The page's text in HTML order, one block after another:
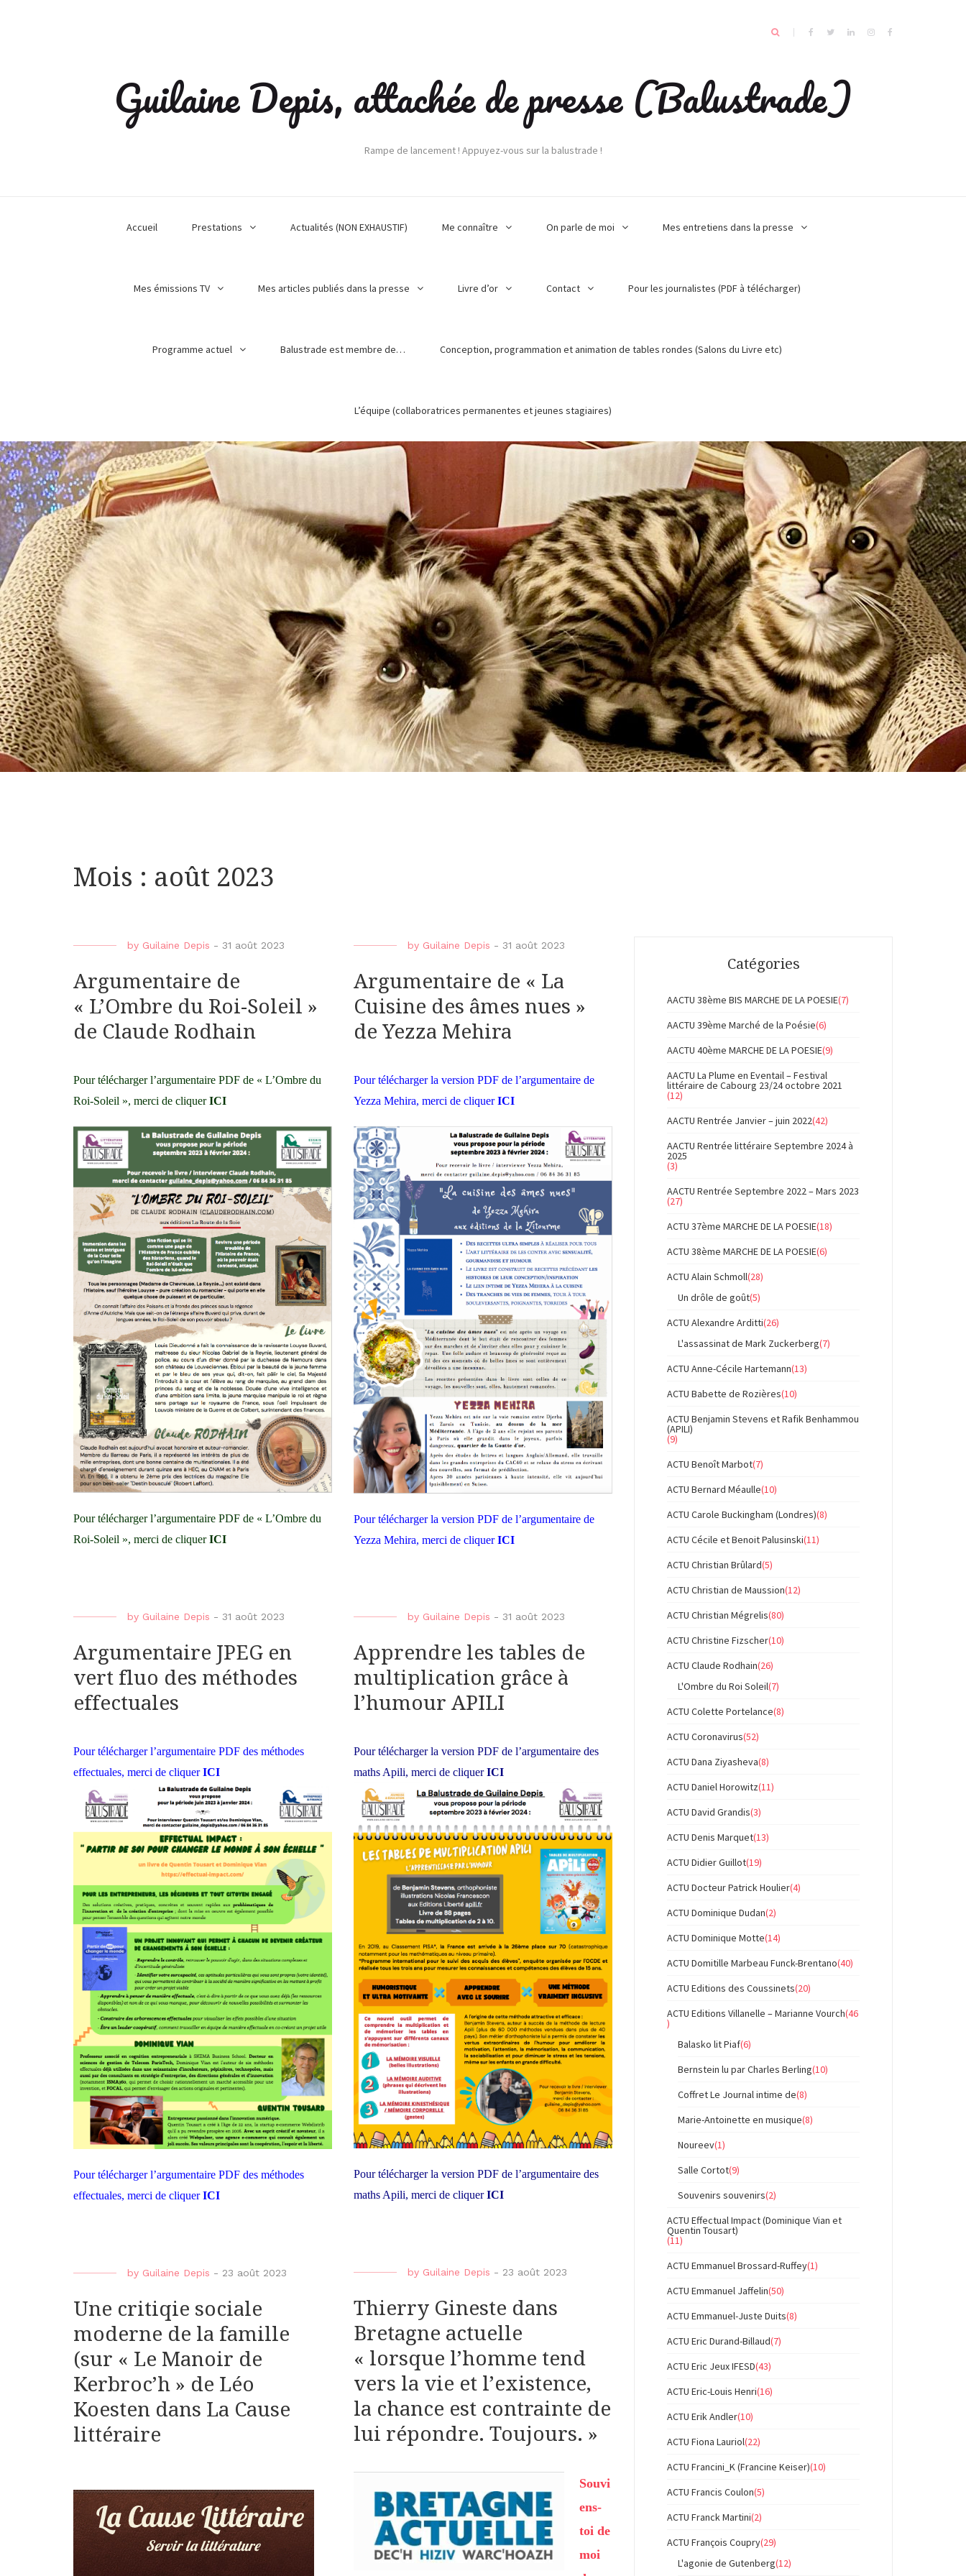
Guilaine Depis, attachée de presse (Balustrade)
Rampe de lancement ! Appuyez-vous sur la balustrade !
Accueil Prestations Actualités (NON EXHAUSTIF) Me connaître On parle de moi Mes entretiens dans la presse
Mes émissions TV Mes articles publiés dans la presse Livre d’or Contact Pour les journalistes (PDF à télécharger)
Programme actuel Balustrade est membre de… Conception, programmation et animation de tables rondes (Salons du Livre etc)
L’équipe (collaboratrices permanentes et jeunes stagiaires)
Mois : août 2023
by Guilaine Depis - 31 août 2023
Argumentaire de
« L’Ombre du Roi-Soleil »
de Claude Rodhain
Pour télécharger l’argumentaire PDF de « L’Ombre du
Roi-Soleil », merci de cliquer ICI
Pour télécharger l’argumentaire PDF de « L’Ombre du
Roi-Soleil », merci de cliquer ICI
by Guilaine Depis - 31 août 2023
Argumentaire de « La
Cuisine des âmes nues »
de Yezza Mehira
Pour télécharger la version PDF de l’argumentaire de
Yezza Mehira, merci de cliquer ICI
Pour télécharger la version PDF de l’argumentaire de
Yezza Mehira, merci de cliquer ICI
by Guilaine Depis - 31 août 2023
Argumentaire JPEG en
vert fluo des méthodes
effectuales
Pour télécharger l’argumentaire PDF des méthodes
effectuales, merci de cliquerICI
Pour télécharger l’argumentaire PDF des méthodes
effectuales, merci de cliquerICI
by Guilaine Depis - 31 août 2023
Apprendre les tables de
multiplication grâce à
l’humour APILI
Pour télécharger la version PDF de l’argumentaire des
maths Apili, merci de cliquerICI
Pour télécharger la version PDF de l’argumentaire des
maths Apili, merci de cliquerICI
by Guilaine Depis - 23 août 2023
Thierry Gineste dans
Bretagne actuelle
« lorsque l’homme tend
vers la vie et l’existence,
la chance est contrainte de
lui répondre. Toujours. »
Souvi
ens-
toi de
moi
by Guilaine Depis - 23 août 2023
Une critiqie sociale
moderne de la famille
(sur « Le Manoir de
Kerbroc’h » de Léo
Koesten dans La Cause
littéraire
Catégories
AACTU 38ème BIS MARCHE DE LA POESIE(7)
AACTU 39ème Marché de la Poésie(6)
AACTU 40ème MARCHE DE LA POESIE(9)
AACTU La Plume en Eventail – Festival
littéraire de Cabourg 23/24 octobre 2021
(12)
AACTU Rentrée Janvier – juin 2022(42)
AACTU Rentrée littéraire Septembre 2024 à
2025
(3)
AACTU Rentrée Septembre 2022 – Mars 2023
(27)
ACTU 37ème MARCHE DE LA POESIE(18)
ACTU 38ème MARCHE DE LA POESIE(6)
ACTU Alain Schmoll(28)
Un drôle de goût(5)
ACTU Alexandre Arditti(26)
L'assassinat de Mark Zuckerberg(7)
ACTU Anne-Cécile Hartemann(13)
ACTU Babette de Rozières(10)
ACTU Benjamin Stevens et Rafik Benhammou
(APILI)
(9)
ACTU Benoît Marbot(7)
ACTU Bernard Méaulle(10)
ACTU Carole Buckingham (Londres)(8)
ACTU Cécile et Benoit Palusinski(11)
ACTU Christian Brûlard(5)
ACTU Christian de Maussion(12)
ACTU Christian Mégrelis(80)
ACTU Christine Fizscher(10)
ACTU Claude Rodhain(26)
L'Ombre du Roi Soleil(7)
ACTU Colette Portelance(8)
ACTU Coronavirus(52)
ACTU Dana Ziyasheva(8)
ACTU Daniel Horowitz(11)
ACTU David Grandis(3)
ACTU Denis Marquet(13)
ACTU Didier Guillot(19)
ACTU Docteur Patrick Houlier(4)
ACTU Dominique Dudan(2)
ACTU Dominique Motte(14)
ACTU Domitille Marbeau Funck-Brentano(40)
ACTU Editions des Coussinets(20)
ACTU Editions Villanelle – Marianne Vourch(46
)
Balasko lit Piaf(6)
Bernstein lu par Charles Berling(10)
Coffret Le Journal intime de(8)
Marie-Antoinette en musique(8)
Noureev(1)
Salle Cortot(9)
Souvenirs souvenirs(2)
ACTU Effectual Impact (Dominique Vian et
Quentin Tousart)
(11)
ACTU Emmanuel Brossard-Ruffey(1)
ACTU Emmanuel Jaffelin(50)
ACTU Emmanuel-Juste Duits(8)
ACTU Eric Durand-Billaud(7)
ACTU Eric Jeux IFESD(43)
ACTU Eric-Louis Henri(16)
ACTU Erik Andler(10)
ACTU Fiona Lauriol(22)
ACTU Francini_K (Francine Keiser)(10)
ACTU Francis Coulon(5)
ACTU Franck Martini(2)
ACTU François Coupry(29)
L'agonie de Gutenberg(12)